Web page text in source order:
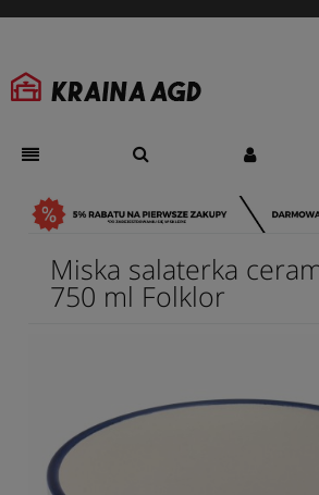
Miska salaterka
750 ml Folklor